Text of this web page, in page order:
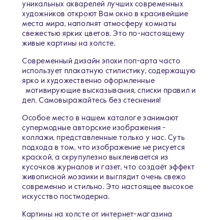
уникальных акварелей лучших современных
художников откроют Вам окно в красивейшие
места мира, наполнят атмосферу комнаты
свежестью ярких цветов. Это по-настоящему
живые картины на холсте.
Современный дизайн эпохи поп-арта часто
использует плакатную стилистику, содержащую
ярко и художественно оформленные
мотивирующие высказывания, списки правил и
дел. Самовыражайтесь без стеснения!
Особое место в нашем каталоге занимают
супермодные авторские изображения -
коллажи, представленные только у нас. Суть
подхода в том, что изображение не рисуется
краской, а скрупулезно выклеивается из
кусочков журналов и газет, что создаёт эффект
живописной мозаики и выглядит очень свежо
современно и стильно. Это настоящее высокое
искусство постмодерна.
Картины на холсте от интернет-магазина